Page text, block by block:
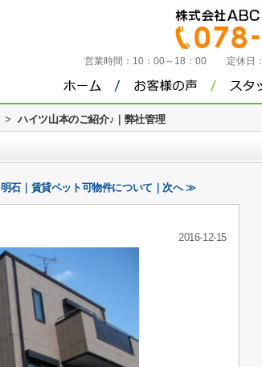
営業時間： 10：00～18：00 定休日：
> ハイツ山本のご紹介♪｜弊社管理
明石｜賃貸ペット可物件について｜次へ ≫
2016-12-15